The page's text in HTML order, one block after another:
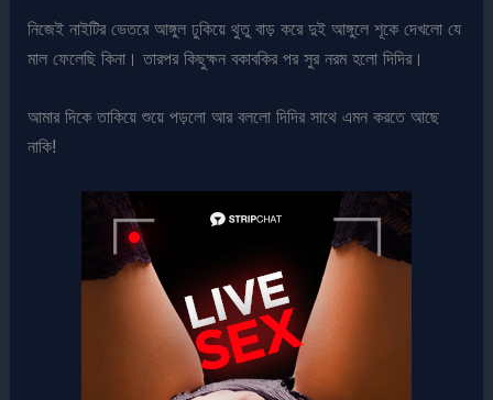
নিজেই নাইটির ভেতরে আঙ্গুল ঢুকিয়ে থুতু বাড় করে দুই আঙ্গুলে শূকে দেখলো যে
মাল ফেলেছি কিনা। তারপর কিছুক্ষন বকাবকির পর সুর নরম হলো দিদির।
আমার দিকে তাকিয়ে শুয়ে পড়লো আর বললো দিদির সাথে এমন করতে আছে
নাকি!